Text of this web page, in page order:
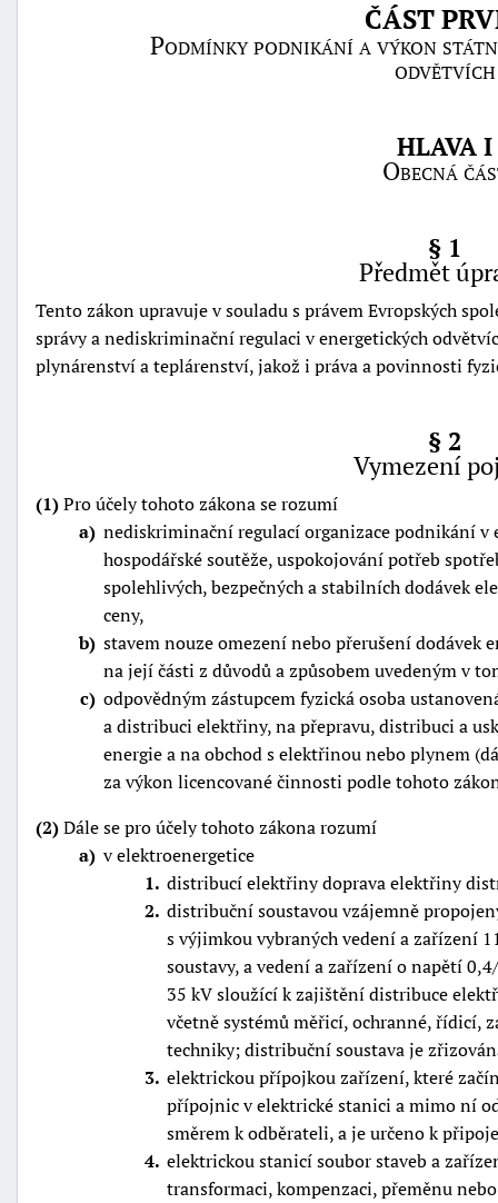
ČÁST
Podmínky podnikání a výkon
odvětvích
HLAVA I
Obecná
§ 1
Předmět
Tento zákon upravuje v souladu s právem Evropských
správy a nediskriminační regulaci v energetických
plynárenství a teplárenství, jakož i práva a povinnosti
§ 2
Vymezení
(1)Pro účely tohoto zákona se rozumí
a nediskriminační regulací organizace podnikání v
hospodářské soutěže, uspokojování potřeb
spolehlivých, bezpečných a stabilních dodávek
ceny,
b stavem nouze omezení nebo přerušení dodávek
na její části z důvodů a způsobem uvedeným v
c odpovědným zástupcem fyzická osoba
a distribuci elektřiny, na přepravu, distribuci a
energie a na obchod s elektřinou nebo plynem
za výkon licencované činnosti podle tohoto
(2)Dále se pro účely tohoto zákona rozumí
a v elektroenergetice
1 distribucí elektřiny doprava elektřiny
2 distribuční soustavou vzájemně
s výjimkou vybraných vedení a zařízení
soustavy, a vedení a zařízení o napětí
35 kV sloužící k zajištění distribuce
včetně systémů měřicí, ochranné, řídicí,
techniky; distribuční soustava je
3 elektrickou přípojkou zařízení, které
přípojnic v elektrické stanici a mimo ní
směrem k odběrateli, a je určeno k
4 elektrickou stanicí soubor staveb a
transformaci, kompenzaci, přeměnu
"náhradě
škod"